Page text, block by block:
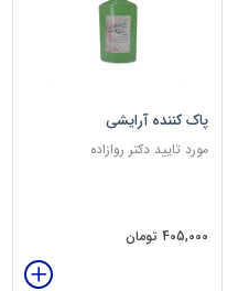
پاک کننده آرایشی
مورد تایید دکتر روازاده
405,000 تومان